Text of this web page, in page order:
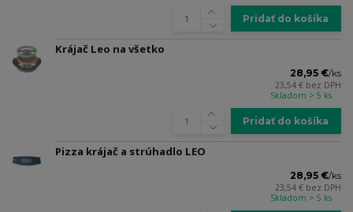
Pridať do košíka
Krájač Leo na všetko
28,95 €/ks
23,54 € bez DPH
Skladom > 5 ks
Pridať do košíka
Pizza krájač a strúhadlo LEO
28,95 €/ks
23,54 € bez DPH
Skladom > 5 ks